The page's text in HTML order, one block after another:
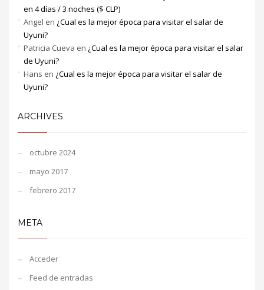
en 4 días / 3 noches ($ CLP)
Angel en ¿Cual es la mejor época para visitar el salar de
Uyuni?
Patricia Cueva en ¿Cual es la mejor época para visitar el salar
de Uyuni?
Hans en ¿Cual es la mejor época para visitar el salar de
Uyuni?
ARCHIVES
octubre 2024
mayo 2017
febrero 2017
META
Acceder
Feed de entradas